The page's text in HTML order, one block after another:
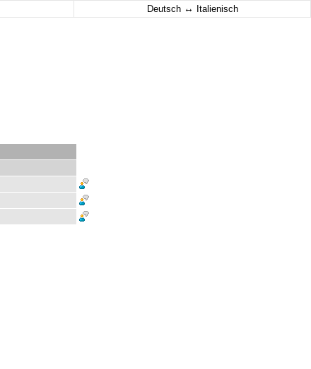
Deutsch ↔ Italienisch